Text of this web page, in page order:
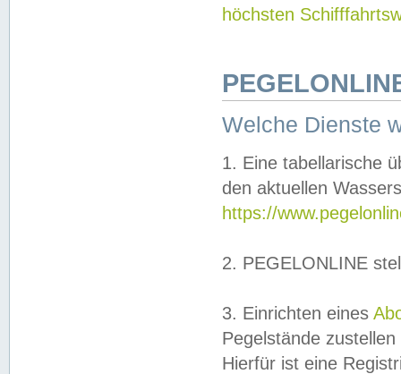
höchsten
Welche Dienste
1. Eine tabellarische
den aktuellen
https://
2. PEGELONLINE
3. Einrichten eines
Pegelstände
Hierfür ist eine